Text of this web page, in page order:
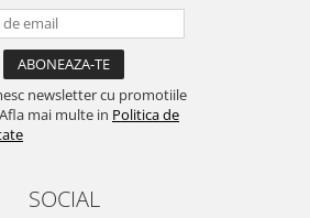
newsletter cu promotiile
mai multe in Politica de
SOCIAL